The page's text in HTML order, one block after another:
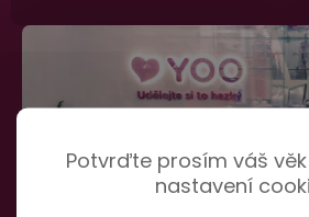
Potvrďte prosím váš
nastavení